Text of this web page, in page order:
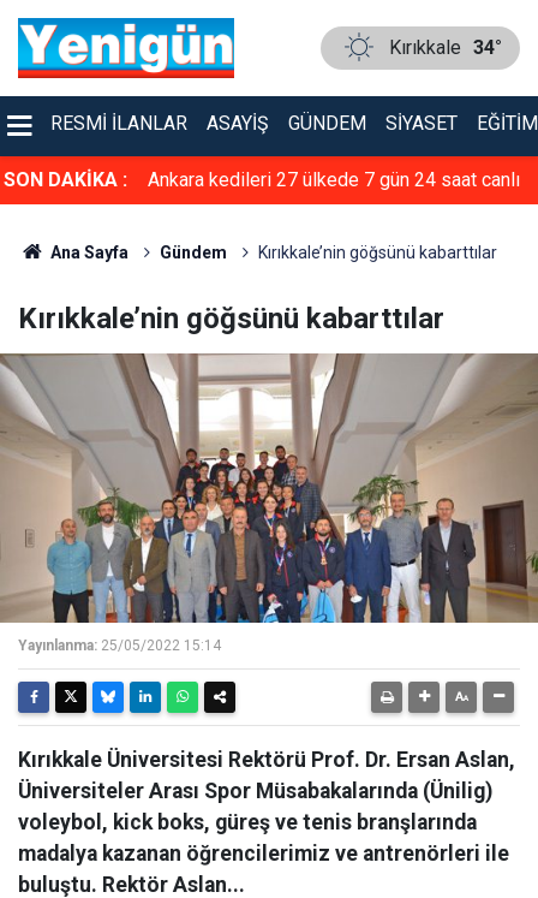
Kırıkkale 34°
RESMI İLANLAR ASAYIŞ GÜNDEM SIYASET EĞITIM
SON DAKİKA :
saat canlı 5G abone sayısı 4 ayda 44,5 milyona ulaştı
Ana Sayfa Gündem Kırıkkale’nin göğsünü kabarttılar
Kırıkkale’nin göğsünü kabarttılar
Yayınlanma: 25/05/2022 15:14
Kırıkkale Üniversitesi Rektörü Prof. Dr. Ersan Aslan,
Üniversiteler Arası Spor Müsabakalarında (Ünilig)
voleybol, kick boks, güreş ve tenis branşlarında
madalya kazanan öğrencilerimiz ve antrenörleri ile
buluştu. Rektör Aslan...